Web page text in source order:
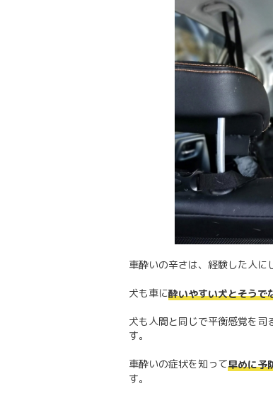
車酔いの辛さは、経験した人に
犬も車に酔いやすい犬とそうで
犬も人間と同じで平衡感覚を
す。
車酔いの症状を知って早めに予
す。